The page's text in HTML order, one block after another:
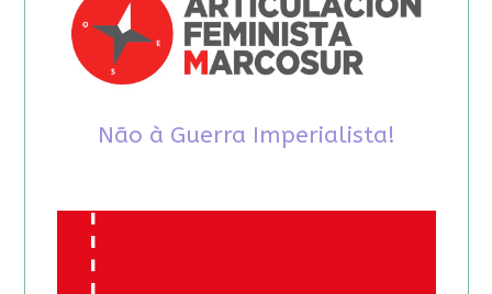
Não à Guerra Imperialista!